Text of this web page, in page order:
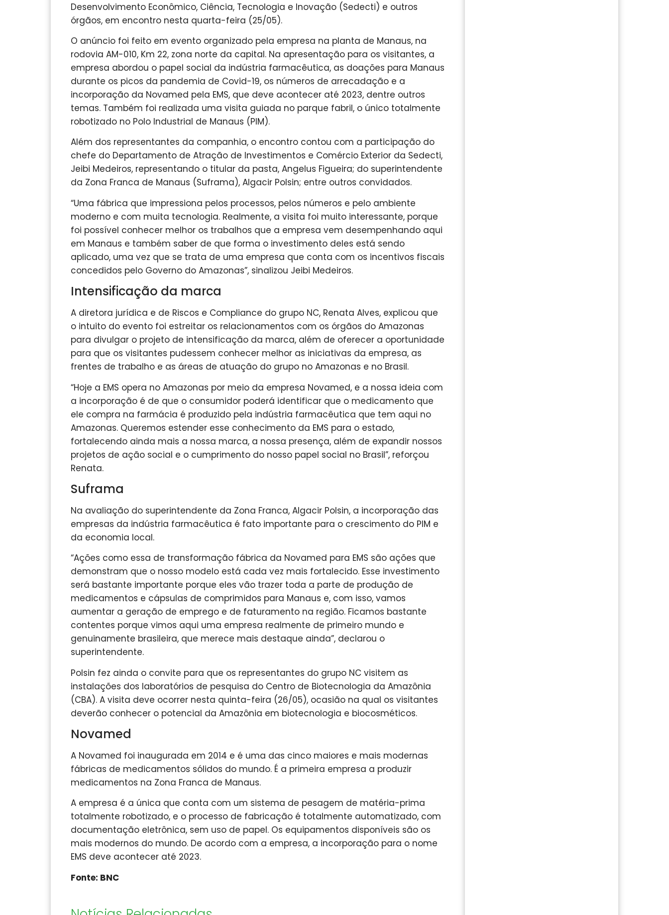
Desenvolvimento Econômico, Ciência, Tecnologia e Inovação (Sedecti) e outros
órgãos, em encontro nesta quarta-feira (25/05).
O anúncio foi feito em evento organizado pela empresa na planta de Manaus, na
rodovia AM-010, Km 22, zona norte da capital. Na apresentação para os visitantes, a
empresa abordou o papel social da indústria farmacêutica, as doações para Manaus
durante os picos da pandemia de Covid-19, os números de arrecadação e a
incorporação da Novamed pela EMS, que deve acontecer até 2023, dentre outros
temas. Também foi realizada uma visita guiada no parque fabril, o único totalmente
robotizado no Polo Industrial de Manaus (PIM).
Além dos representantes da companhia, o encontro contou com a participação do
chefe do Departamento de Atração de Investimentos e Comércio Exterior da Sedecti,
Jeibi Medeiros, representando o titular da pasta, Angelus Figueira; do superintendente
da Zona Franca de Manaus (Suframa), Algacir Polsin; entre outros convidados.
“Uma fábrica que impressiona pelos processos, pelos números e pelo ambiente
moderno e com muita tecnologia. Realmente, a visita foi muito interessante, porque
foi possível conhecer melhor os trabalhos que a empresa vem desempenhando aqui
em Manaus e também saber de que forma o investimento deles está sendo
aplicado, uma vez que se trata de uma empresa que conta com os incentivos fiscais
concedidos pelo Governo do Amazonas”, sinalizou Jeibi Medeiros.
Intensificação da marca
A diretora jurídica e de Riscos e Compliance do grupo NC, Renata Alves, explicou que
o intuito do evento foi estreitar os relacionamentos com os órgãos do Amazonas
para divulgar o projeto de intensificação da marca, além de oferecer a oportunidade
para que os visitantes pudessem conhecer melhor as iniciativas da empresa, as
frentes de trabalho e as áreas de atuação do grupo no Amazonas e no Brasil.
“Hoje a EMS opera no Amazonas por meio da empresa Novamed, e a nossa ideia com
a incorporação é de que o consumidor poderá identificar que o medicamento que
ele compra na farmácia é produzido pela indústria farmacêutica que tem aqui no
Amazonas. Queremos estender esse conhecimento da EMS para o estado,
fortalecendo ainda mais a nossa marca, a nossa presença, além de expandir nossos
projetos de ação social e o cumprimento do nosso papel social no Brasil”, reforçou
Renata.
Suframa
Na avaliação do superintendente da Zona Franca, Algacir Polsin, a incorporação das
empresas da indústria farmacêutica é fato importante para o crescimento do PIM e
da economia local.
“Ações como essa de transformação fábrica da Novamed para EMS são ações que
demonstram que o nosso modelo está cada vez mais fortalecido. Esse investimento
será bastante importante porque eles vão trazer toda a parte de produção de
medicamentos e cápsulas de comprimidos para Manaus e, com isso, vamos
aumentar a geração de emprego e de faturamento na região. Ficamos bastante
contentes porque vimos aqui uma empresa realmente de primeiro mundo e
genuinamente brasileira, que merece mais destaque ainda”, declarou o
superintendente.
Polsin fez ainda o convite para que os representantes do grupo NC visitem as
instalações dos laboratórios de pesquisa do Centro de Biotecnologia da Amazônia
(CBA). A visita deve ocorrer nesta quinta-feira (26/05), ocasião na qual os visitantes
deverão conhecer o potencial da Amazônia em biotecnologia e biocosméticos.
Novamed
A Novamed foi inaugurada em 2014 e é uma das cinco maiores e mais modernas
fábricas de medicamentos sólidos do mundo. É a primeira empresa a produzir
medicamentos na Zona Franca de Manaus.
A empresa é a única que conta com um sistema de pesagem de matéria-prima
totalmente robotizado, e o processo de fabricação é totalmente automatizado, com
documentação eletrônica, sem uso de papel. Os equipamentos disponíveis são os
mais modernos do mundo. De acordo com a empresa, a incorporação para o nome
EMS deve acontecer até 2023.
Fonte: BNC